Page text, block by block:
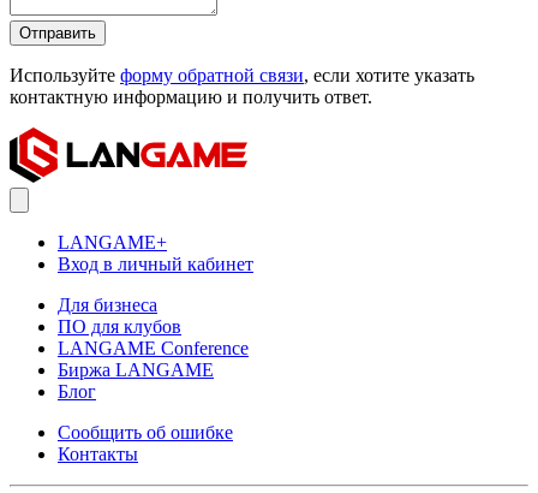
Отправить
Используйте форму обратной связи, если хотите указать
контактную информацию и получить ответ.
LANGAME+
Вход в личный кабинет
Для бизнеса
ПО для клубов
LANGAME Conference
Биржа LANGAME
Блог
Сообщить об ошибке
Контакты